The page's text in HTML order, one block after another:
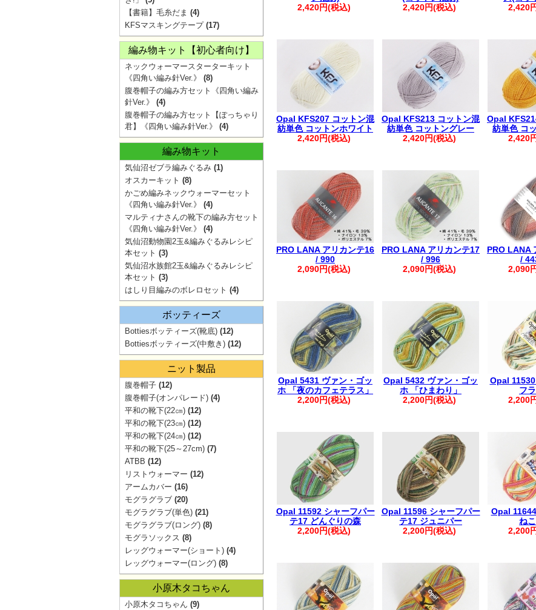
2,420円(税込)
2,420円(税込)
2,420
Opal KFS207 コットン混
紡単色 コットンホワイト
2,420円(税込)
Opal KFS213 コットン混
紡単色 コットングレー
2,420円(税込)
Opal
紡単色 コ
2,420
PRO LANA アリカンテ16
/ 990
2,090円(税込)
PRO LANA アリカンテ17
/ 996
2,090円(税込)
PRO LANA
/
2,090
Opal 5431 ヴァン・ゴッ
ホ 「夜のカフェテラス」
2,200円(税込)
Opal 5432 ヴァン・ゴッ
ホ 「ひまわり」
2,200円(税込)
Opal
フ
2,200
Opal 11592 シャーフパー
テ17 どんぐりの森
2,200円(税込)
Opal 11596 シャーフパー
テ17 ジュニパー
2,200円(税込)
Opal
ね
2,200
【書籍】毛糸だま (4)
KFSマスキングテープ(17)
編み物キット【初心者向け】
ネックウォーマースターターキット
《四角い編み針Ver.》
(8)
腹巻帽子の編み方セット《四角い編み
針Ver.》
(4)
腹巻帽子の編み方セット【ぽっちゃり
君】《四角い編み針Ver.》
(4)
編み物キット
気仙沼ゼブラ編みぐるみ (1)
オスカーキット (8)
かごめ編みネックウォーマーセット
《四角い編み針Ver.》
(4)
マルティナさんの靴下の編み方セット
《四角い編み針Ver.》
(4)
気仙沼動物園2玉&編みぐるみレシピ
本セット (3)
気仙沼水族館2玉&編みぐるみレシピ
本セット (3)
はしり目編みのボレロセット (4)
ボッティーズ
Bottiesボッティーズ(靴底) (12)
Bottiesボッティーズ(中敷き) (12)
ニット製品
腹巻帽子 (12)
腹巻帽子(オンパレード) (4)
平和の靴下(22㎝) (12)
平和の靴下(23㎝) (12)
平和の靴下(24㎝) (12)
平和の靴下(25～27cm) (7)
ATBB (12)
リストウォーマー (12)
アームカバー (16)
モグラグラブ (20)
モグラグラブ(単色) (21)
モグラグラブ(ロング) (8)
モグラソックス (8)
レッグウォーマー(ショート) (4)
レッグウォーマー(ロング) (8)
小原木タコちゃん
小原木タコちゃん (9)